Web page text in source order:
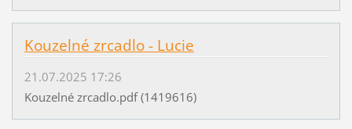
Kouzelné zrcadlo - Lucie
21.07.2025 17:26
Kouzelné zrcadlo.pdf (1419616)